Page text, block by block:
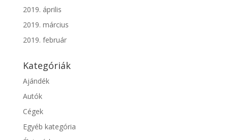
2019. április
2019. március
2019. február
Kategóriák
Ajándék
Autók
Cégek
Egyéb kategória